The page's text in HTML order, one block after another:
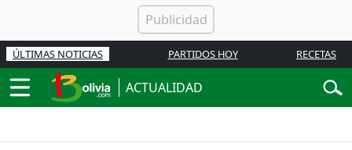
ÚLTIMAS NOTICIAS PARTIDOS HOY RECETAS
ACTUALIDAD